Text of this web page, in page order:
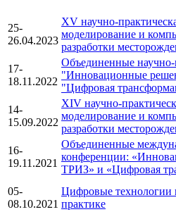
25-
26.04.2023
XV научно-
моделирование и
разработки
17-
18.11.2022
Объединенные
"Инновационные
"Цифровая
14-
15.09.2022
XIV научно-
моделирование и
разработки
16-
19.11.2021
Объединенные
конференции:
ТРИЗ» и «Цифровая
05-
08.10.2021
Цифровые технологии
практике